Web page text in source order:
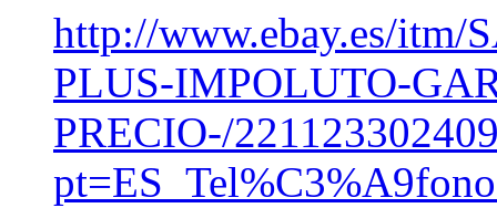
http://www.ebay.es/
PLUS-IMPOLUTO-
PRECIO-/